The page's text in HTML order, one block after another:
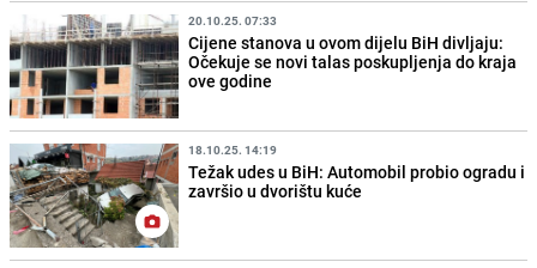
20.10.25. 07:33
Cijene stanova u ovom dijelu BiH divljaju:
Očekuje se novi talas poskupljenja do kraja
ove godine
18.10.25. 14:19
Težak udes u BiH: Automobil probio ogradu i
završio u dvorištu kuće